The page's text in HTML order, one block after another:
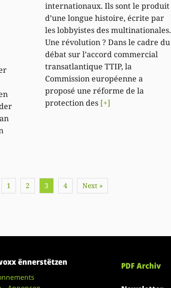
internationaux. Ils sont le produit
d’une longue histoire, écrite par
les lobbyistes des multinationales.
Une révolution ? Dans le cadre du
débat sur l’accord commercial
transatlantique TTIP, la
Commission européenne a
proposé une réforme de la
protection des [+]
1 2 3 4 Next »
ënnerstëtzen PDF Archiv